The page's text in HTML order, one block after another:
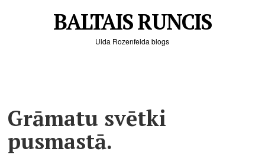
BALTAIS RUNCIS
Ulda Rozenfelda blogs
Grāmatu svētki
pusmastā.